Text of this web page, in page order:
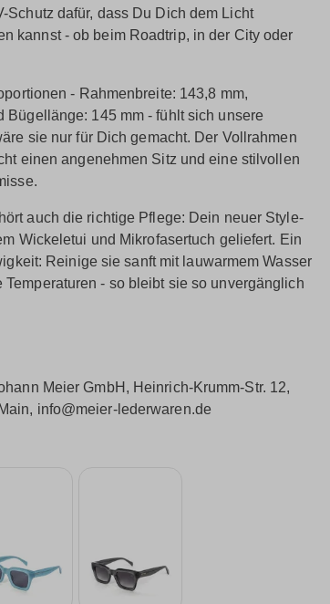
Schutz dafür, dass Du Dich dem Licht
kannst - ob beim Roadtrip, in der City oder
- Rahmenbreite: 143,8 mm,
Bügellänge: 145 mm - fühlt sich unsere
sie nur für Dich gemacht. Der Vollrahmen
einen angenehmen Sitz und eine stilvollen
auch die richtige Pflege: Dein neuer Style-
Wickeletui und Mikrofasertuch geliefert. Ein
Reinige sie sanft mit lauwarmem Wasser
Temperaturen - so bleibt sie so unvergänglich
Meier GmbH, Heinrich-Krumm-Str. 12,
info@meier-lederwaren.de